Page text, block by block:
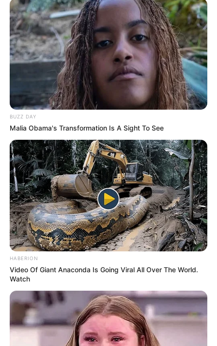
BUZZ DAY
Malia Obama's Transformation Is A Sight To See
HABERION
Video Of Giant Anaconda Is Going Viral All Over The World.
Watch